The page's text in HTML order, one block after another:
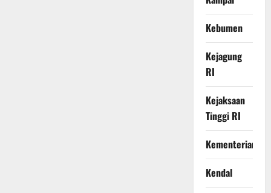
Kebumen
Kejagung
RI
Kejaksaan
Tinggi RI
Kementerian
Kendal